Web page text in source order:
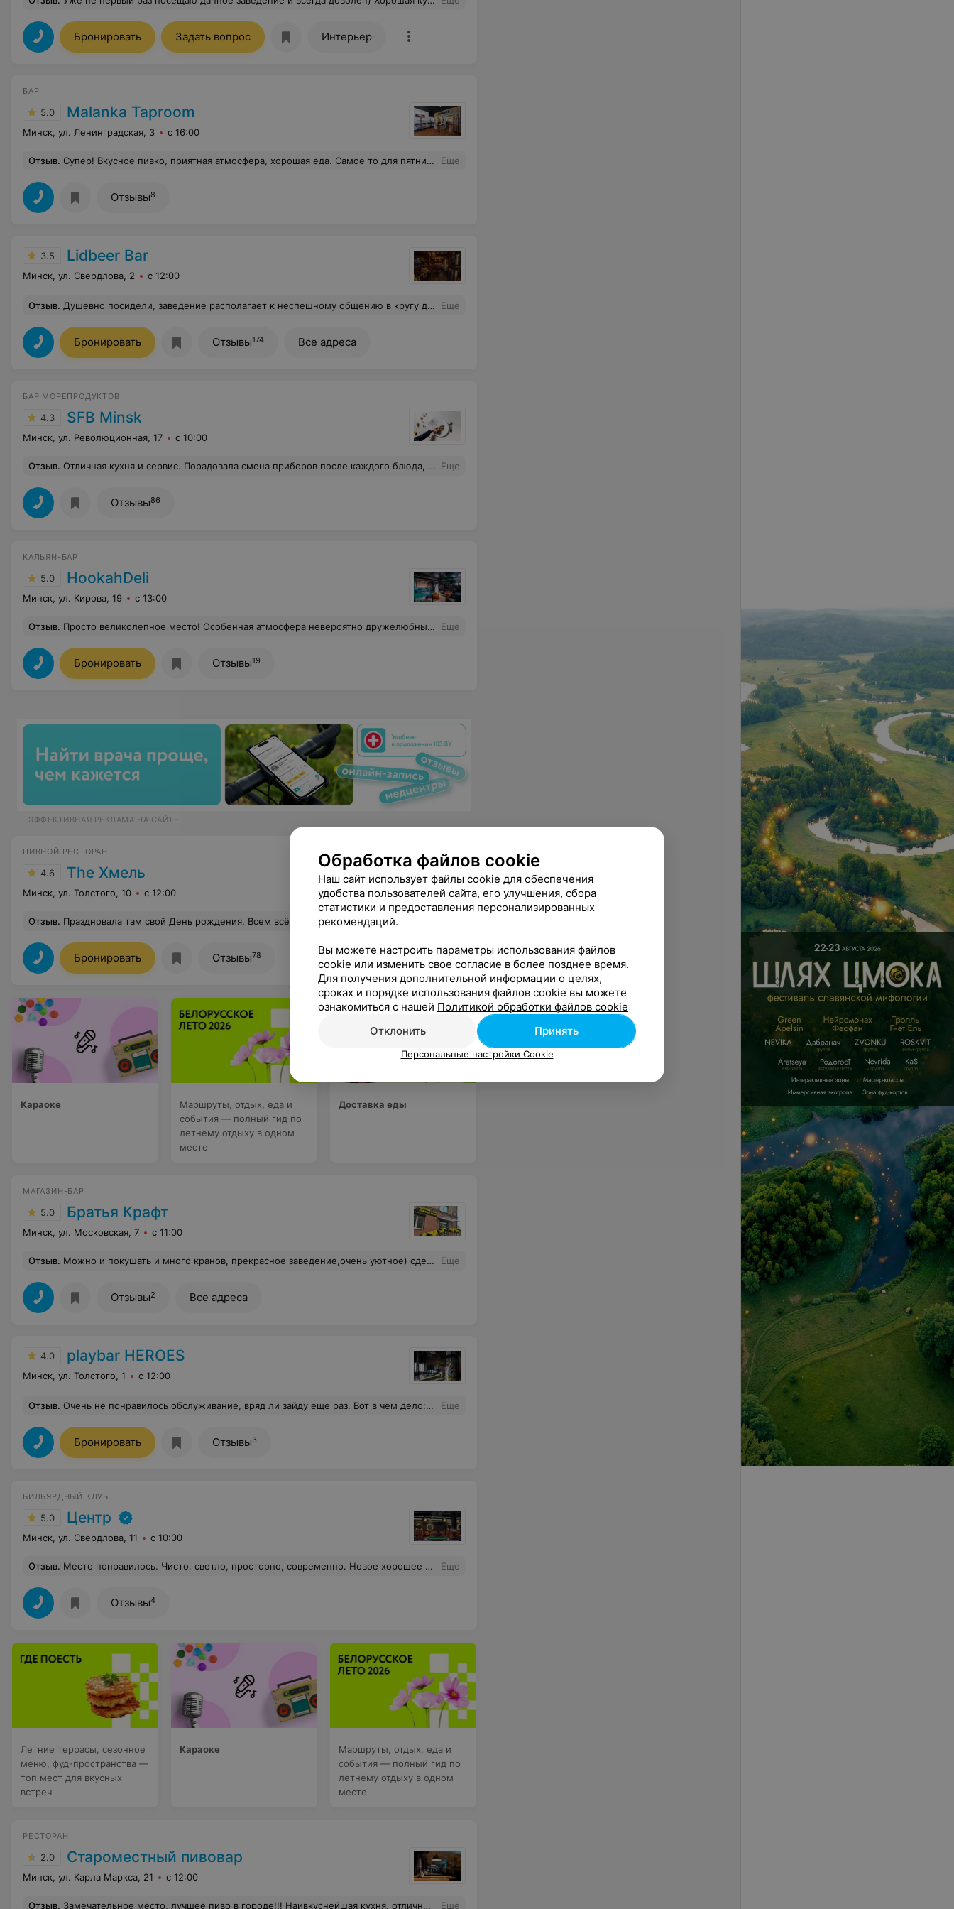
Бронировать Задать вопрос Интерьер
БАР
5.0 Malanka Taproom
Минск, ул. Ленинградская, 3 с 16:00
Отзыв. Супер! Вкусное пивко, приятная атмосфера, хорошая еда. Самое то для пятницы плавно переходящей в субботу!!! Еще
Отзывы8
3.5 Lidbeer Bar
Минск, ул. Свердлова, 2 с 12:00
Отзыв. Душевно посидели, заведение располагает к неспешному общению в кругу друзей. Целенаправленность - скорее молодёжный формат. Еда вкусная, обслуживание хорошее. Официант помогла с выбором пива, точно по предпочтениям гостей. Всё понравилось. Еще
Бронировать Отзывы174 Все адреса
БАР МОРЕПРОДУКТОВ
4.3 SFB Minsk
Минск, ул. Революционная, 17 с 10:00
Отзыв. Отличная кухня и сервис. Порадовала смена приборов после каждого блюда, не в каждом заведении меняют вилку и нож. Наличие ножа и вилки для рыбы. Приятная атмосфера. Официант Алиса грамотно помогла определиться с вином, которое по достоинству раскрыло и подчеркнуло вкус рыбы. Приятно удивило, что при заказе севиче, нам его поделили на две порции и достойно подали, как полноценное блюдо для каждого. Три вида соуса для рыбы помогли раскрыть и оценить вкус рыбы с разных сторон. Особенно понравился соус с лемонграссом, который не доминировал, а нежно дополнял и раскрывал вкус рыбы. Из минусов: немного неровная терраса на которой стоял наш стол, из-за чего он был под наклоном и наши блюда, соответственно, стояли чуть боком. Столы маловаты. В целом, всё порадовало, остались довольны, сыты и гастрономически удовлетворены. Надеюсь, что удастся отведать гребешков в июле, поскольку во время нашего посещения они, к сожалению, отсутствовали. Еще
Отзывы86
КАЛЬЯН-БАР
5.0 HookahDeli
Минск, ул. Кирова, 19 с 13:00
Отзыв. Просто великолепное место! Особенная атмосфера невероятно дружелюбный персонал. Всем советую! Еще
Бронировать Отзывы19
ЭФФЕКТИВНАЯ РЕКЛАМА НА САЙТЕ
ПИВНОЙ РЕСТОРАН
4.6 The Хмель
Минск, ул. Толстого, 10 с 12:00
Отзыв. Праздновала там свой День рождения. Всем всё очень понравилось. Вкусные блюда, быстрое и качественное обслуживание, цены на еду и алкоголь вполне демократичные.
Бронировать Отзывы78
Караоке
Маршруты, отдых, еда и
события — полный гид по
летнему отдыху в одном
месте
Доставка еды
МАГАЗИН-БАР
5.0 Братья Крафт
Минск, ул. Московская, 7 с 11:00
Отзыв. Можно и покушать и много кранов, прекрасное заведение,очень уютное) сделано с душой) Еще
Отзывы2 Все адреса
4.0 playbar HEROES
Минск, ул. Толстого, 1 с 12:00
Отзыв. Очень не понравилось обслуживание, вряд ли зайду еще раз. Вот в чем дело: как только начала заходить чтобы купить еды на меня на кинулось три человека 3 с помощью (я понимаю, что вы только открылись и мне хотели помочь, но сразу три человека один за одним — это некомфортно). Переходим к бару. Выбирала вместе с парнем, что купить, в это время парень на баре просто глазел на нас. Это тоже очень некомфортно, хочется спокойно выбрать еду и обсудить ее между собой, чтобы не наседали взглядом «когда же мы закажем». Через чур «хороший сервис» — это слишком. Иногда людям хочется спокойно и самостоятельно походить или выбрать что-то. Просьба : научите продавцов в баре не глазеть на клиентов во время выбора. Спойлер: быстро ушли и ничего не взяли, так как оставаться было некомфортно. Еще
Бронировать Отзывы3
БИЛЬЯРДНЫЙ КЛУБ
5.0 Центр
Минск, ул. Свердлова, 11 с 10:00
Отзыв. Место понравилось. Чисто, светло, просторно, современно. Новое хорошее оборудование. Столы с авто шароприемом, что очень удобно. Можно заказать кофе, чай, напитки. Не хватает только кухни и, может, кальяна Еще
Отзывы4
Летние террасы, сезонное
меню, фуд-пространства —
топ мест для вкусных
встреч
Караоке
Маршруты, отдых, еда и
события — полный гид по
летнему отдыху в одном
месте
РЕСТОРАН
2.0 Староместный пивовар
Минск, ул. Карла Маркса, 21 с 12:00
Отзыв. Замечательное место, лучшее пиво в городе!!! Наивкуснейшая кухня, отличное обслуживание!!! Еще
Обработка файлов cookie
Наш сайт использует файлы cookie для обеспечения
удобства пользователей сайта, его улучшения, сбора
статистики и предоставления персонализированных
рекомендаций.
Вы можете настроить параметры использования файлов
cookie или изменить свое согласие в более позднее время.
Для получения дополнительной информации о целях,
сроках и порядке использования файлов cookie вы можете
ознакомиться с нашей Политикой обработки файлов cookie
Отклонить
Принять
Персональные настройки Cookie